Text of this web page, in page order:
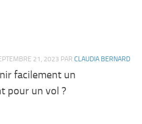
21, 2023 PAR CLAUDIA BERNARD
facilement un
pour un vol ?